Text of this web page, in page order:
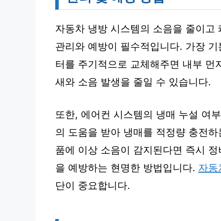
자동차 냉방 시스템의 소음을 줄이
관리와 예방이 필수적입니다. 가장
터를 주기적으로 교체해주면 내부
새와 소음 발생을 줄일 수 있습니다.
또한, 에어컨 시스템의 냉매 누설 여
의 도움을 받아 냉매를 적정량 충전
품에 이상 소음이 감지된다면 즉시
을 예방하는 현명한 방법입니다. 자동
단이 중요합니다.